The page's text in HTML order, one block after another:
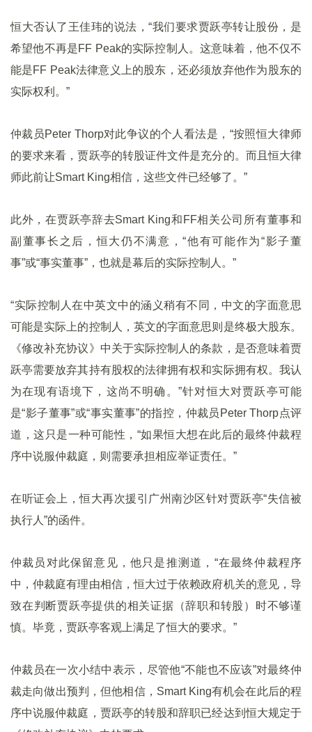
恒大否认了王佳玮的说法，“我们要求贾跃亭转让股份，是
希望他不再是FF Peak的实际控制人。这意味着，他不仅不
能是FF Peak法律意义上的股东，还必须放弃他作为股东的
实际权利。”
仲裁员Peter Thorp对此争议的个人看法是，“按照恒大律师
的要求来看，贾跃亭的转股证件文件是充分的。而且恒大律
师此前让Smart King相信，这些文件已经够了。”
此外，在贾跃亭辞去Smart King和FF相关公司所有董事和
副董事长之后，恒大仍不满意，“他有可能作为“影子董
事”或“事实董事”，也就是幕后的实际控制人。”
“实际控制人在中英文中的涵义稍有不同，中文的字面意思
可能是实际上的控制人，英文的字面意思则是终极大股东。
《修改补充协议》中关于实际控制人的条款，是否意味着贾
跃亭需要放弃其持有股权的法律拥有权和实际拥有权。我认
为在现有语境下，这尚不明确。”针对恒大对贾跃亭可能
是“影子董事”或“事实董事”的指控，仲裁员Peter Thorp点评
道，这只是一种可能性，“如果恒大想在此后的最终仲裁程
序中说服仲裁庭，则需要承担相应举证责任。”
在听证会上，恒大再次援引广州南沙区针对贾跃亭“失信被
执行人”的函件。
仲裁员对此保留意见，他只是推测道，“在最终仲裁程序
中，仲裁庭有理由相信，恒大过于依赖政府机关的意见，导
致在判断贾跃亭提供的相关证据（辞职和转股）时不够谨
慎。毕竟，贾跃亭客观上满足了恒大的要求。”
仲裁员在一次小结中表示，尽管他“不能也不应该”对最终仲
裁走向做出预判，但他相信，Smart King有机会在此后的程
序中说服仲裁庭，贾跃亭的转股和辞职已经达到恒大规定于